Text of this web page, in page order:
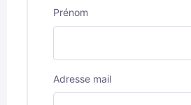
Prénom
Adresse mail